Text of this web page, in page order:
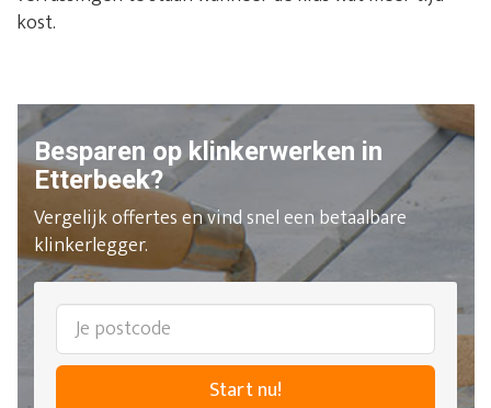
kost.
Besparen op klinkerwerken in
Etterbeek?
Vergelijk offertes en vind snel een betaalbare
klinkerlegger.
Start nu!